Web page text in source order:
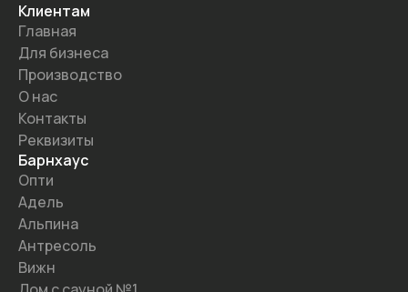
Клиентам
Главная
Для бизнеса
Производство
О нас
Контакты
Реквизиты
Барнхаус
Опти
Адель
Альпина
Антресоль
Вижн